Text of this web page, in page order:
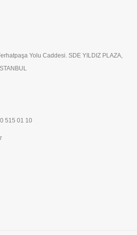
Yolu Caddesi. SDE YILDIZ PLAZA,
515 01 10